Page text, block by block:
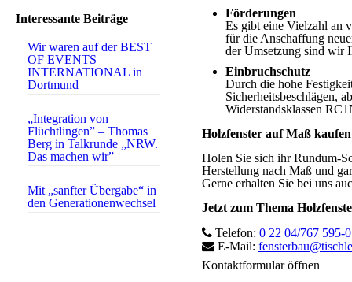
Förderungen
Es gibt eine Vielzahl an
für die Anschaffung
der Umsetzung sind wir
Einbruchschutz
Durch die hohe
Sicherheitsbeschlägen,
Widerstandsklassen
Holzfenster auf Maß
Holen Sie sich ihr Rundum-
Herstellung nach Maß und
Gerne erhalten Sie bei uns
Jetzt zum Thema
Telefon: 0 22 04/767 595-0
E-Mail:
Kontaktformular öffnen
Interessante Beiträge
Wir waren auf der BEST
OF EVENTS
INTERNATIONAL in
Dortmund
„Integration von
Flüchtlingen” – Thomas
Berg in Talkrunde „NRW.
Das machen wir”
Mit „sanfter Übergabe“ in
den Generationenwechsel